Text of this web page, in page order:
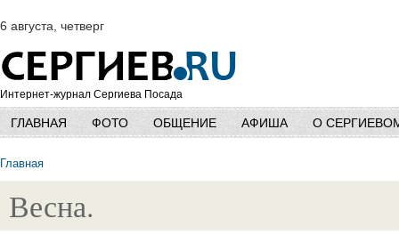
6 августа, четверг
Интернет-журнал Сергиева Посада
ГЛАВНАЯ ФОТО ОБЩЕНИЕ АФИША О
Главная
Весна.